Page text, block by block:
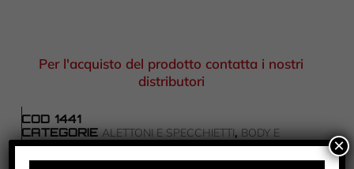
Per l'acquisto del prodotto contatta i nostri
distributori
COD 1441
CATEGORIE ALETTONI E SPECCHIETTI, BODY E
ACCESSORI,RICAMBI
TAG ASV
×